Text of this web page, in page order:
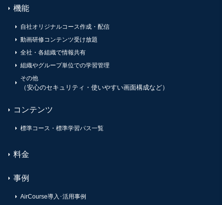
機能
自社オリジナルコース作成・配信
動画研修コンテンツ受け放題
全社・各組織で情報共有
組織やグループ単位での学習管理
その他
（安心のセキュリティ・使いやすい画面構成など）
コンテンツ
標準コース・標準学習パス一覧
料金
事例
AirCourse導入･活用事例